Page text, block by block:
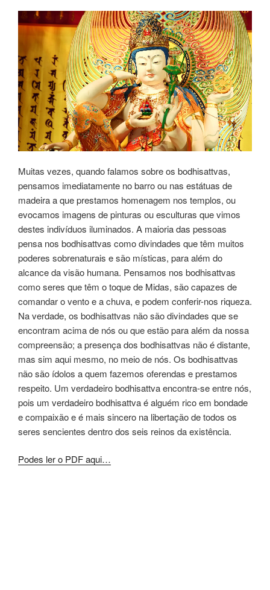
Muitas vezes, quando falamos sobre os bodhisattvas,
pensamos imediatamente no barro ou nas estátuas de
madeira a que prestamos homenagem nos templos, ou
evocamos imagens de pinturas ou esculturas que vimos
destes indivíduos iluminados. A maioria das pessoas
pensa nos bodhisattvas como divindades que têm muitos
poderes sobrenaturais e são místicas, para além do
alcance da visão humana. Pensamos nos bodhisattvas
como seres que têm o toque de Midas, são capazes de
comandar o vento e a chuva, e podem conferir-nos riqueza.
Na verdade, os bodhisattvas não são divindades que se
encontram acima de nós ou que estão para além da nossa
compreensão; a presença dos bodhisattvas não é distante,
mas sim aqui mesmo, no meio de nós. Os bodhisattvas
não são ídolos a quem fazemos oferendas e prestamos
respeito. Um verdadeiro bodhisattva encontra-se entre nós,
pois um verdadeiro bodhisattva é alguém rico em bondade
e compaixão e é mais sincero na libertação de todos os
seres sencientes dentro dos seis reinos da existência.
Podes ler o PDF aqui…